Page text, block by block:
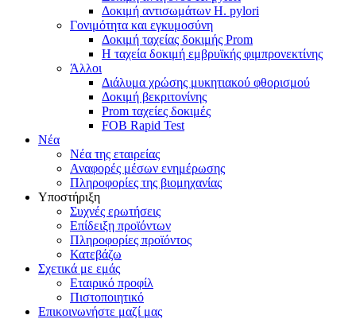
Δοκιμή αντισωμάτων H. pylori
Γονιμότητα και εγκυμοσύνη
Δοκιμή ταχείας δοκιμής Prom
Η ταχεία δοκιμή εμβρυϊκής φιμπρονεκτίνης
Άλλοι
Διάλυμα χρώσης μυκητιακού φθορισμού
Δοκιμή βεκριτονίνης
Prom ταχείες δοκιμές
FOB Rapid Test
Νέα
Νέα της εταιρείας
Αναφορές μέσων ενημέρωσης
Πληροφορίες της βιομηχανίας
Υποστήριξη
Συχνές ερωτήσεις
Επίδειξη προϊόντων
Πληροφορίες προϊόντος
Κατεβάζω
Σχετικά με εμάς
Εταιρικό προφίλ
Πιστοποιητικό
Επικοινωνήστε μαζί μας